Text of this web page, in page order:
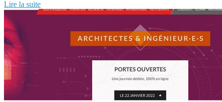
Lire la suite